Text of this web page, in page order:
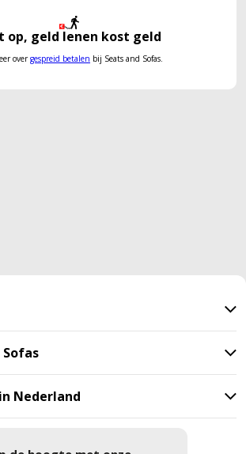
op, geld lenen kost geld
overgespreid betalen bij Seats and Sofas.
Nederland